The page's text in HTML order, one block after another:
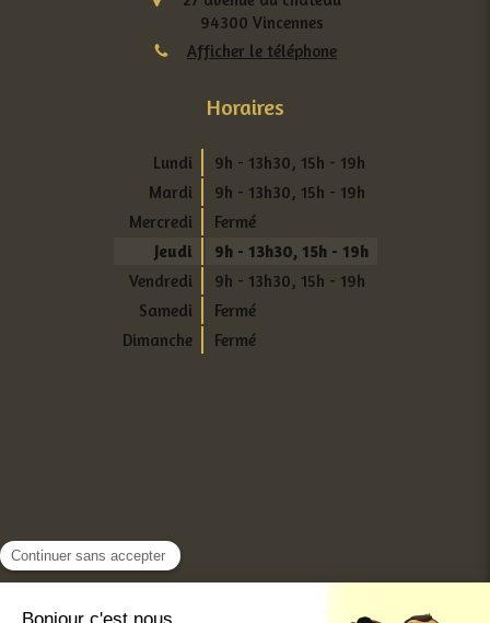
94300 Vincennes
Afficher le téléphone
Horaires
Lundi 9h - 13h30, 15h - 19h
Mardi
9h - 13h30, 15h - 19h
Mercredi
Fermé
Jeudi
9h - 13h30, 15h - 19h
Vendredi
9h - 13h30, 15h - 19h
Samedi
Fermé
Dimanche
Fermé